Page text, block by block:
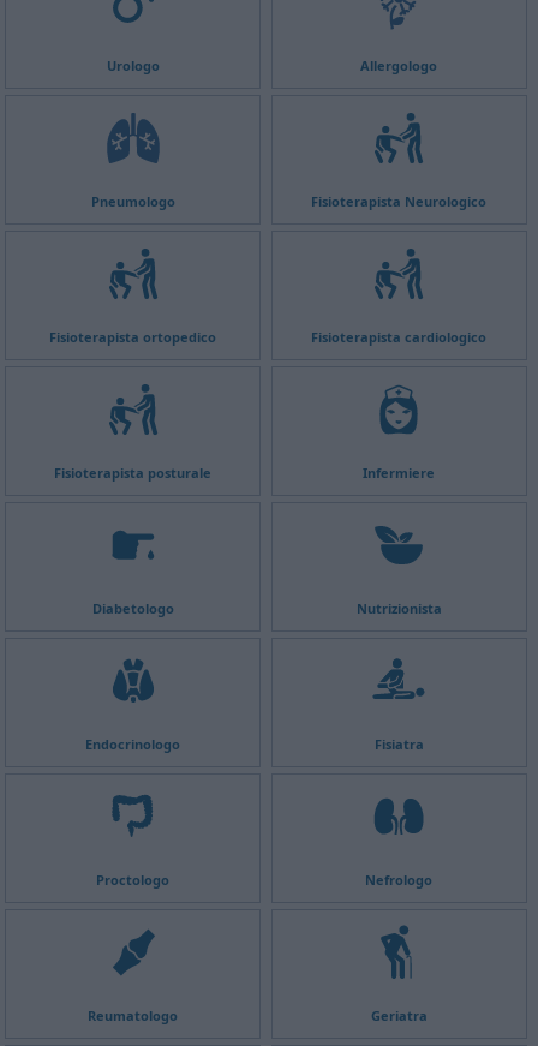
Urologo Allergologo
Pneumologo Fisioterapista Neurologico
Fisioterapista ortopedico Fisioterapista cardiologico
Fisioterapista posturale Infermiere
Diabetologo Nutrizionista
Endocrinologo Fisiatra
Proctologo Nefrologo
Reumatologo Geriatra